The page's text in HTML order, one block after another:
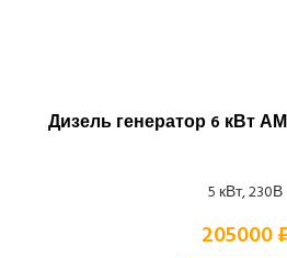
Дизель генератор 6 кВт
5 кВт, 230В
205000